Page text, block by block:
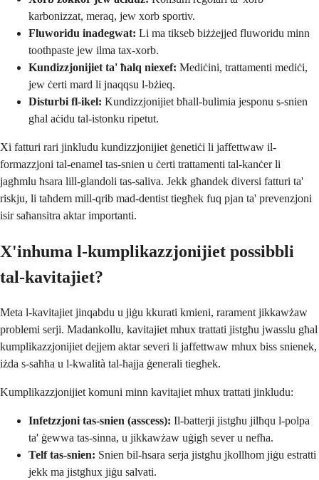
karbonizzat, meraq, jew xorb sportiv.
Fluworidu inadegwat: Li ma tikseb biżżejjed fluworidu minn
toothpaste jew ilma tax-xorb.
Kundizzjonijiet ta' ħalq niexef: Mediċini, trattamenti mediċi,
jew ċerti mard li jnaqqsu l-bżieq.
Disturbi fl-ikel: Kundizzjonijiet bħall-bulimia jesponu s-snien
għal aċidu tal-istonku ripetut.
Xi fatturi rari jinkludu kundizzjonijiet ġenetiċi li jaffettwaw il-
formazzjoni tal-enamel tas-snien u ċerti trattamenti tal-kanċer li
jagħmlu ħsara lill-glandoli tas-saliva. Jekk għandek diversi fatturi ta'
riskju, li taħdem mill-qrib mad-dentist tiegħek fuq pjan ta' prevenzjoni
isir saħansitra aktar importanti.
X'inhuma l-kumplikazzjonijiet possibbli
tal-kavitajiet?
Meta l-kavitajiet jinqabdu u jiġu kkurati kmieni, rarament jikkawżaw
problemi serji. Madankollu, kavitajiet mhux trattati jistgħu jwasslu għal
kumplikazzjonijiet dejjem aktar severi li jaffettwaw mhux biss snienek,
iżda s-saħħa u l-kwalità tal-ħajja ġenerali tiegħek.
Kumplikazzjonijiet komuni minn kavitajiet mhux trattati jinkludu:
Infetzzjoni tas-snien (asscess): Il-batterji jistgħu jilħqu l-polpa
ta' ġewwa tas-sinna, u jikkawżaw uġigħ sever u nefħa.
Telf tas-snien: Snien bil-ħsara serja jistgħu jkollhom jiġu estratti
jekk ma jistgħux jiġu salvati.